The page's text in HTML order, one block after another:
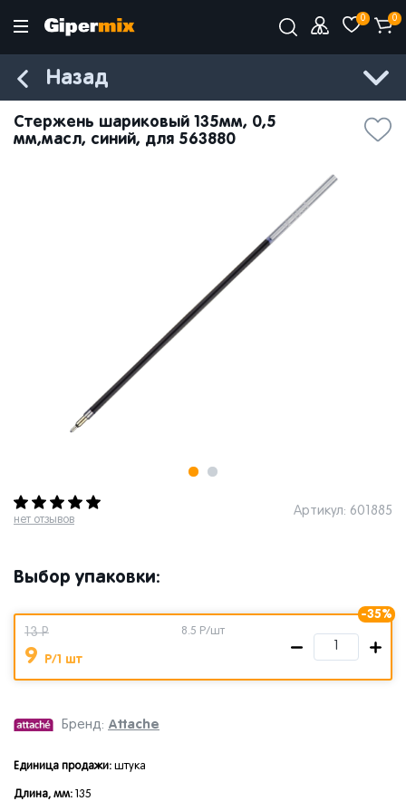
0 0
Назад
Стержень шариковый 135мм, 0,5
мм,масл, синий, для 563880
нет отзывов
Артикул: 601885
Бренд: Attache
Единица продажи: штука
Длина, мм: 135
Выбор упаковки:
-35%
13 Р
9 Р/1 шт
8.5 Р/шт